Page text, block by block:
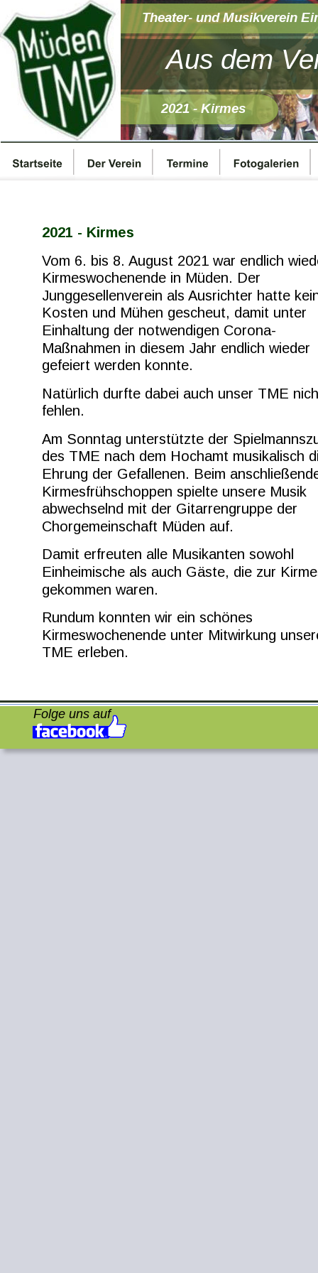
Aus dem
2021 - Kirmes
Vom 6. bis 8. August 2021 war endlich
Kirmeswochenende in Müden. Der
Junggesellenverein als Ausrichter hatte
Kosten und Mühen gescheut, damit unter
Einhaltung der notwendigen Corona-
Maßnahmen in diesem Jahr endlich wieder
gefeiert werden konnte.
Natürlich durfte dabei auch unser TME
fehlen.
Am Sonntag unterstützte der
des TME nach dem Hochamt musikalisch
Ehrung der Gefallenen. Beim
Kirmesfrühschoppen spielte unsere Musik
abwechselnd mit der Gitarrengruppe der
Chorgemeinschaft Müden auf.
Damit erfreuten alle Musikanten sowohl
Einheimische als auch Gäste, die zur
gekommen waren.
Rundum konnten wir ein schönes
Kirmeswochenende unter Mitwirkung
TME erleben.
2021 - Kirmes
Theater- und Musikverein
Folge uns auf